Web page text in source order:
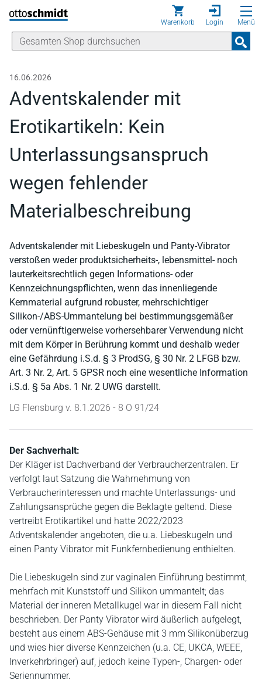
Direkt zum Inhalt
Warenkorb Login Menü
16.06.2026
Adventskalender mit
Erotikartikeln: Kein
Unterlassungsanspruch
wegen fehlender
Materialbeschreibung
Adventskalender mit Liebeskugeln und Panty-Vibrator
verstoßen weder produktsicherheits-, lebensmittel- noch
lauterkeitsrechtlich gegen Informations- oder
Kennzeichnungspflichten, wenn das innenliegende
Kernmaterial aufgrund robuster, mehrschichtiger
Silikon-/ABS-Ummantelung bei bestimmungsgemäßer
oder vernünftigerweise vorhersehbarer Verwendung nicht
mit dem Körper in Berührung kommt und deshalb weder
eine Gefährdung i.S.d. § 3 ProdSG, § 30 Nr. 2 LFGB bzw.
Art. 3 Nr. 2, Art. 5 GPSR noch eine wesentliche Information
i.S.d. § 5a Abs. 1 Nr. 2 UWG darstellt.
LG Flensburg v. 8.1.2026 - 8 O 91/24
Der Sachverhalt:
Der Kläger ist Dachverband der Verbraucherzentralen. Er
verfolgt laut Satzung die Wahrnehmung von
Verbraucherinteressen und machte Unterlassungs- und
Zahlungsansprüche gegen die Beklagte geltend. Diese
vertreibt Erotikartikel und hatte 2022/2023
Adventskalender angeboten, die u.a. Liebeskugeln und
einen Panty Vibrator mit Funkfernbedienung enthielten.
Die Liebeskugeln sind zur vaginalen Einführung bestimmt,
mehrfach mit Kunststoff und Silikon ummantelt; das
Material der inneren Metallkugel war in diesem Fall nicht
beschrieben. Der Panty Vibrator wird äußerlich aufgelegt,
besteht aus einem ABS-Gehäuse mit 3 mm Silikonüberzug
und wies hier diverse Kennzeichen (u.a. CE, UKCA, WEEE,
Inverkehrbringer) auf, jedoch keine Typen-, Chargen- oder
Seriennummer.